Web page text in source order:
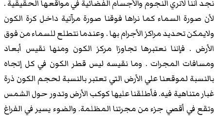
نجد أننا لانري النجوم والأجسام الفضائية في مواقعها الحقيقية .
لأن صورة السماء كما نراها فوقنا صورة مرآتية داخل كرة الكون
ولايمكن تحديد مراكز الأجرام بها . وعندما نتطلع للسماء من فوق
الأرض . فإننا نعتبرها تجاوزا مركز الكون ومنها نقيس أبعاد
ومسافات المجرات . وما نقيسه ليس قطر الكون في كل إتجاه
بالنسبة لموقعنا علي الأرض التي تعتبر بالنسبة لحجم الكون ذرة
غبار متناهية فيه. فأطلقنا عليها كوكب الأرض وتدور حول الشمس
وتقع في أقصي جزء من مجرتنا المظلمة. والضوء يسير في الفراغ